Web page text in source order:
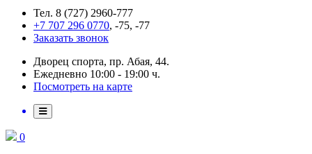
Тел. 8 (727) 2960-777
+7 707 296 0770, -75, -77
Заказать звонок
Дворец спорта, пр. Абая, 44.
Ежедневно 10:00 - 19:00 ч.
Посмотреть на карте
0